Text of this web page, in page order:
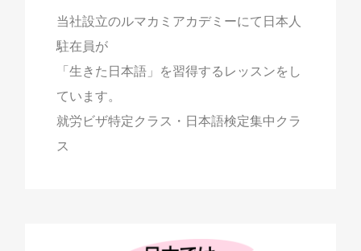
当社設立のルマカミアカデミーにて日本人
駐在員が
「生きた日本語」を習得するレッスンをし
ています。
就労ビザ特定クラス・日本語検定集中クラ
ス